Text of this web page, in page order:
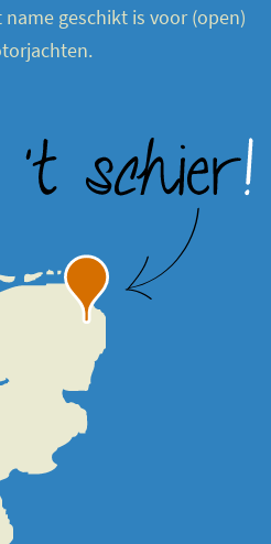
geschikt is voor (open)